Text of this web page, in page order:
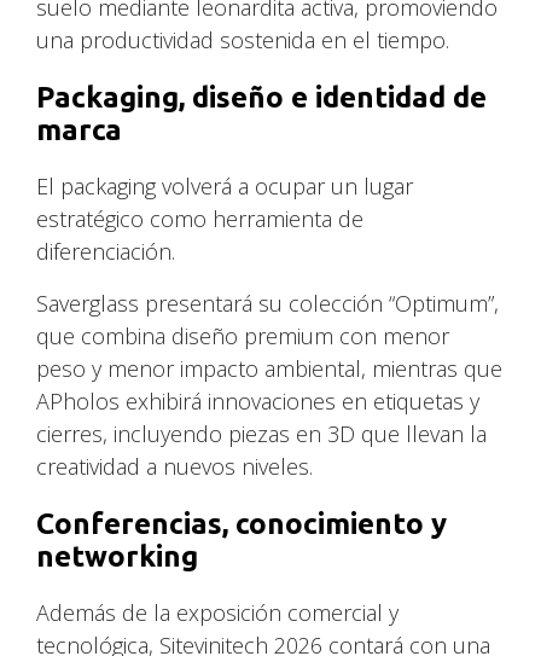
suelo mediante leonardita activa, promoviendo
una productividad sostenida en el tiempo.
Packaging, diseño e identidad de
marca
El packaging volverá a ocupar un lugar
estratégico como herramienta de
diferenciación.
Saverglass presentará su colección “Optimum”,
que combina diseño premium con menor
peso y menor impacto ambiental, mientras que
APholos exhibirá innovaciones en etiquetas y
cierres, incluyendo piezas en 3D que llevan la
creatividad a nuevos niveles.
Conferencias, conocimiento y
networking
Además de la exposición comercial y
tecnológica, Sitevinitech 2026 contará con una